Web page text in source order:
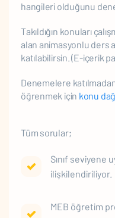
hangileri olduğunu
Takıldığın konuları
alan animasyonlu ders
katılabilirsin. (E-içerik
Denemelere
öğrenmek için konu
Tüm sorular;
Sınıf seviyene
ilişkilendiriliyor.
MEB öğretim